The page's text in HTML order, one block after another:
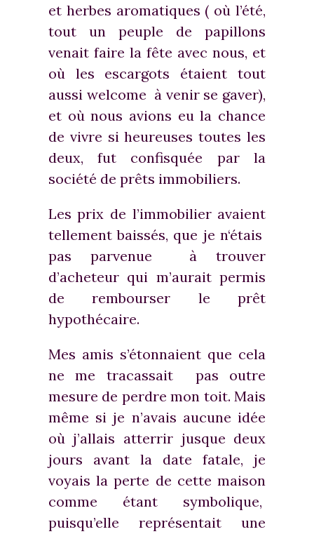
et herbes aromatiques ( où l’été,
tout un peuple de papillons
venait faire la fête avec nous, et
où les escargots étaient tout
aussi welcome à venir se gaver),
et où nous avions eu la chance
de vivre si heureuses toutes les
deux, fut confisquée par la
société de prêts immobiliers.
Les prix de l’immobilier avaient
tellement baissés, que je n‘étais
pas parvenue à trouver
d’acheteur qui m’aurait permis
de rembourser le prêt
hypothécaire.
Mes amis s’étonnaient que cela
ne me tracassait pas outre
mesure de perdre mon toit. Mais
même si je n’avais aucune idée
où j’allais atterrir jusque deux
jours avant la date fatale, je
voyais la perte de cette maison
comme étant symbolique,
puisqu’elle représentait une